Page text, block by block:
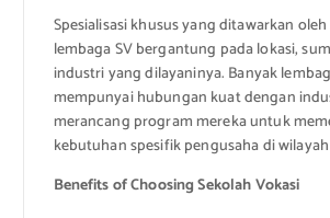
Spesialisasi khusus yang ditawarkan
lembaga SV bergantung pada lokasi,
industri yang dilayaninya. Banyak
mempunyai hubungan kuat dengan
merancang program mereka untuk
kebutuhan spesifik pengusaha di
Benefits of Choosing Sekolah Vokasi